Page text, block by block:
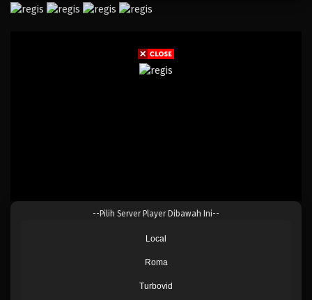
--Pilih Server Player Dibawah Ini--
Local
Roma
Turbovid